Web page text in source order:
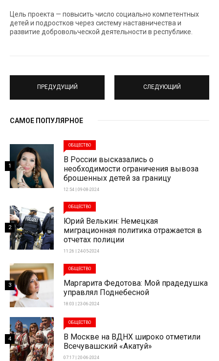
Цель проекта — повысить число социально компетентных
детей и подростков через систему наставничества и
развитие добровольческой деятельности в республике.
ПРЕДУДУЩИЙ СЛЕДУЮЩИЙ
САМОЕ ПОПУЛЯРНОЕ
ОБЩЕСТВО
В России высказались о
необходимости ограничения вывоза
брошенных детей за границу
12:54 | 09-08-2024
1
ОБЩЕСТВО
Юрий Велькин: Немецкая
миграционная политика отражается в
отчетах полиции
11:26 | 24-05-2024
2
ОБЩЕСТВО
Маргарита Федотова: Мой прадедушка
управлял Поднебесной
18:03 | 23-06-2024
3
ОБЩЕСТВО
В Москве на ВДНХ широко отметили
Всечувашский «Акатуй»
07:17 | 20-06-2024
4